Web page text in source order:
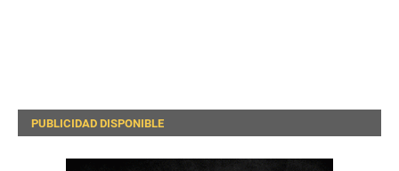
PUBLICIDAD DISPONIBLE